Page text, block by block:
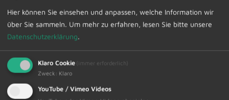
Weiterlesen
Problemmüllsammlung
Hier können Sie einsehen und anpassen, welche Information wir
über Sie sammeln. Um mehr zu erfahren, lesen Sie bitte unsere
Datenschutzerklärung.
Klaro Cookie (immer erforderlich)
Zweck : Klaro
YouTube / Vimeo Videos